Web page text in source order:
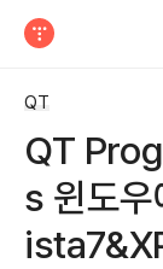
QT
QT
s 윈도